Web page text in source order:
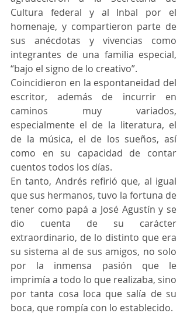
Cultura federal y al Inbal por el
homenaje, y compartieron parte de
sus anécdotas y vivencias como
integrantes de una familia especial,
“bajo el signo de lo creativo”.
Coincidieron en la espontaneidad del
escritor, además de incurrir en
caminos muy variados,
especialmente el de la literatura, el
de la música, el de los sueños, así
como en su capacidad de contar
cuentos todos los días.
En tanto, Andrés refirió que, al igual
que sus hermanos, tuvo la fortuna de
tener como papá a José Agustín y se
dio cuenta de su carácter
extraordinario, de lo distinto que era
su sistema al de sus amigos, no solo
por la inmensa pasión que le
imprimía a todo lo que realizaba, sino
por tanta cosa loca que salía de su
boca, que rompía con lo establecido.